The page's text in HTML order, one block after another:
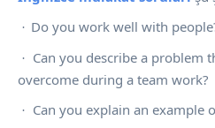
Do you work well with
Can you describe a problem
overcome during a team work?
Can you explain an example